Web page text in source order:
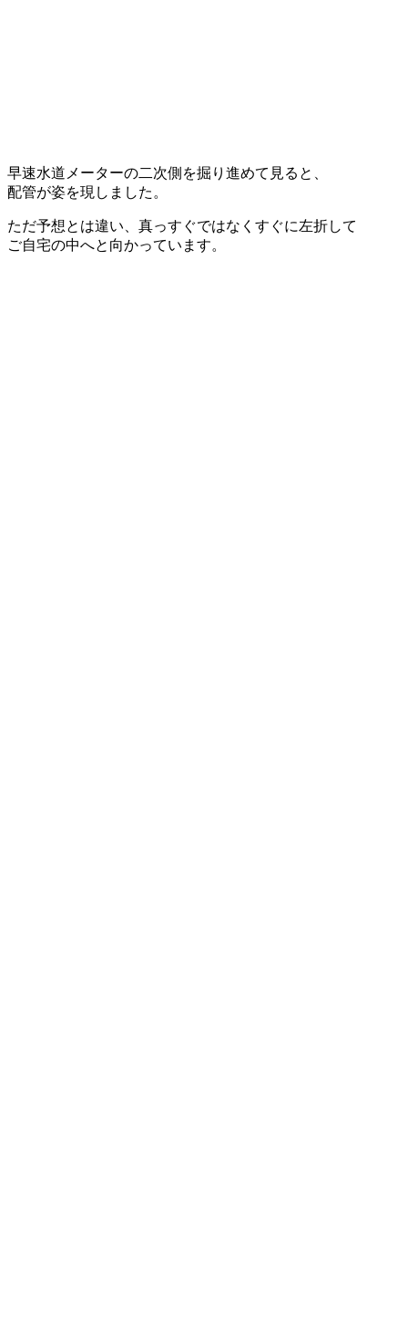
早速水道メーターの二次側を掘り進めて見ると、
配管が姿を現しました。
ただ予想とは違い、真っすぐではなくすぐに左折して
ご自宅の中へと向かっています。